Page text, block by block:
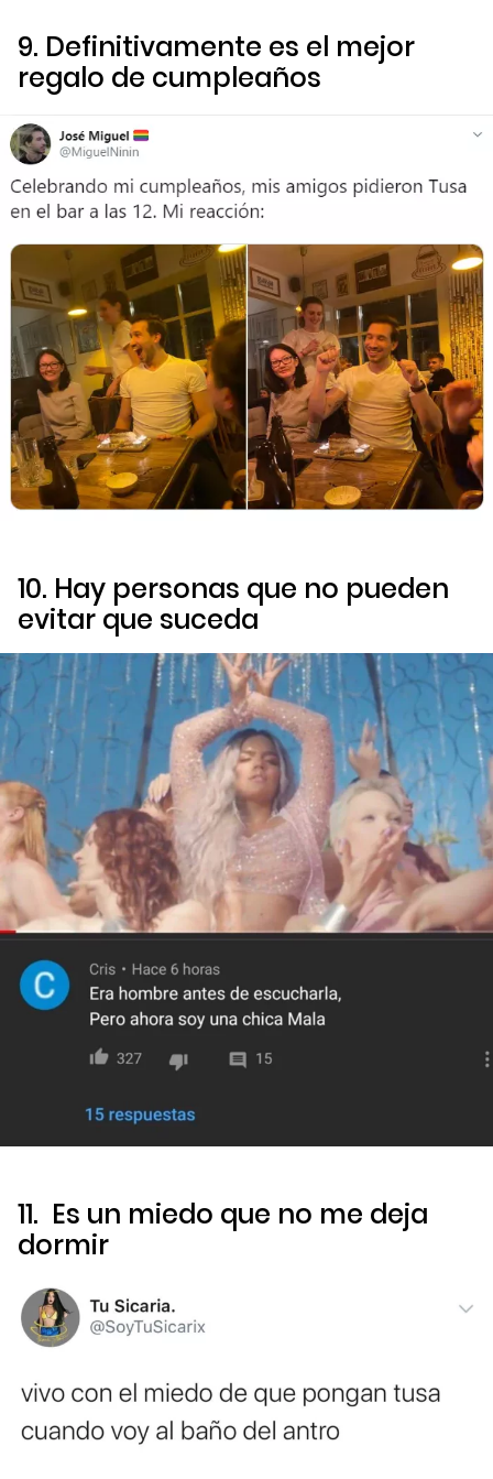
9. Definitivamente es el mejor
regalo de cumpleaños
10. Hay personas que no pueden
evitar que suceda
11. Es un miedo que no me deja
dormir